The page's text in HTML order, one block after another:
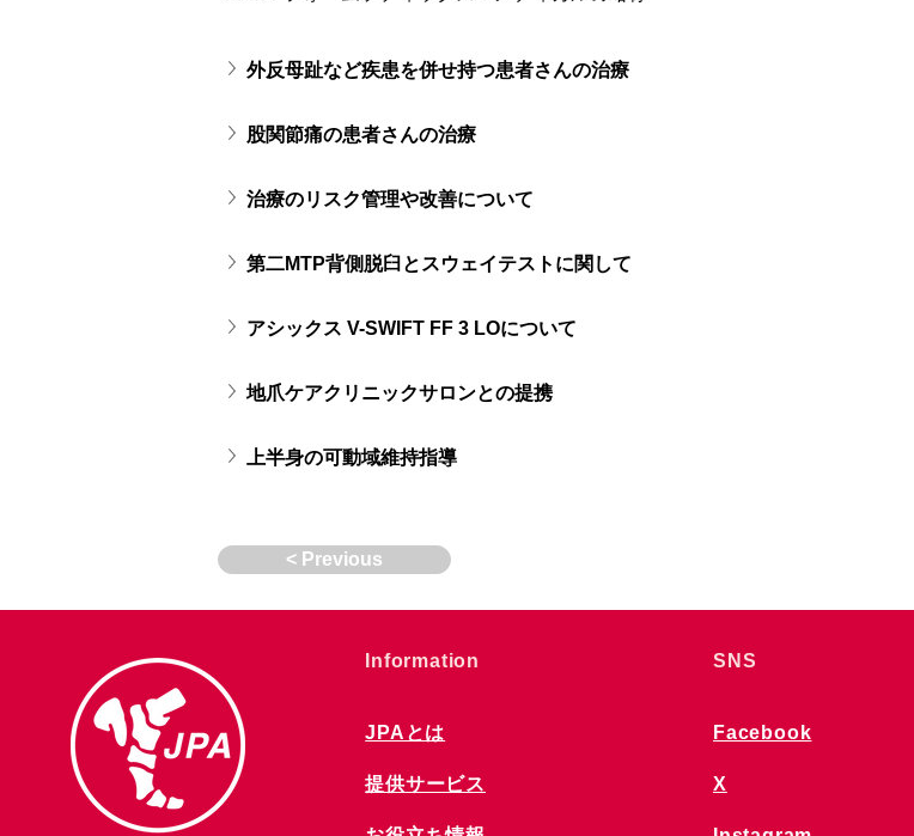
外反母趾など疾患を併せ持つ患者さんの治療
股関節痛の患者さんの治療
治療のリスク管理や改善について
第二MTP背側脱臼とスウェイテストに関して
アシックス V-SWIFT FF 3 LOについて
地爪ケアクリニックサロンとの提携
上半身の可動域維持指導
< Previous
​Information
JPAとは
提供サービス
SNS
Facebook
X